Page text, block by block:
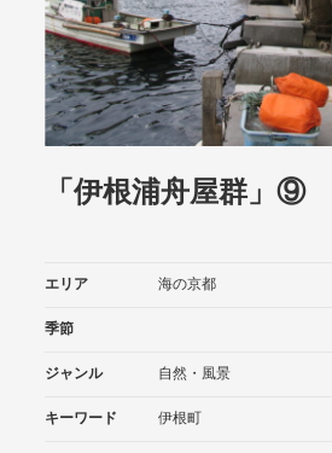
「伊根浦舟屋群」⑨
エリア 海の京都
季節
ジャンル 自然・風景
キーワード 伊根町